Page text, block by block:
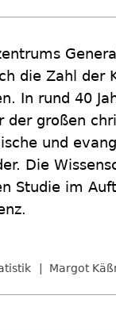
die Zahl der
In rund 40
der großen
und
Die
Studie im
Margot